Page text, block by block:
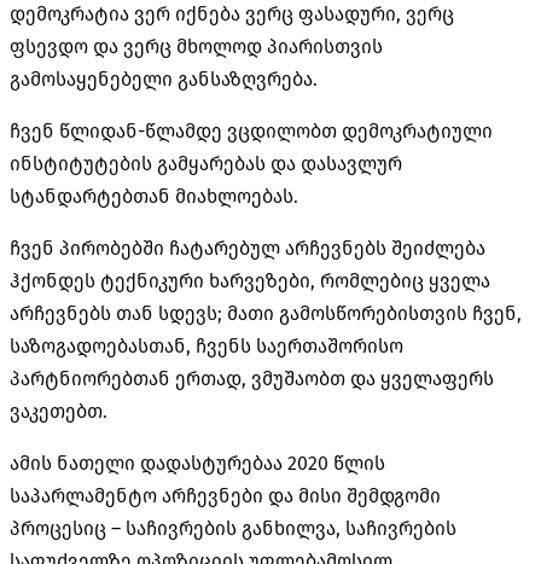
დემოკრატია ვერ იქნება ვერც ფასადური, ვერც
ფსევდო და ვერც მხოლოდ პიარისთვის
გამოსაყენებელი განსაზღვრება.
ჩვენ წლიდან-წლამდე ვცდილობთ დემოკრატიული
ინსტიტუტების გამყარებას და დასავლურ
სტანდარტებთან მიახლოებას.
ჩვენ პირობებში ჩატარებულ არჩევნებს შეიძლება
ჰქონდეს ტექნიკური ხარვეზები, რომლებიც ყველა
არჩევნებს თან სდევს; მათი გამოსწორებისთვის ჩვენ,
საზოგადოებასთან, ჩვენს საერთაშორისო
პარტნიორებთან ერთად, ვმუშაობთ და ყველაფერს
ვაკეთებთ.
ამის ნათელი დადასტურებაა 2020 წლის
საპარლამენტო არჩევნები და მისი შემდგომი
პროცესიც – საჩივრების განხილვა, საჩივრების